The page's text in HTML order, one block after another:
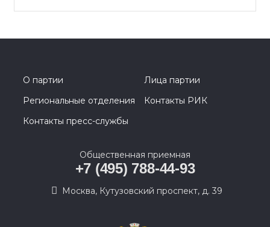
О партии
Лица партии
Региональные отделения
Контакты РИК
Контакты пресс-службы
Общественная приемная
+7 (495) 788-44-93
Москва, Кутузовский проспект, д. 39